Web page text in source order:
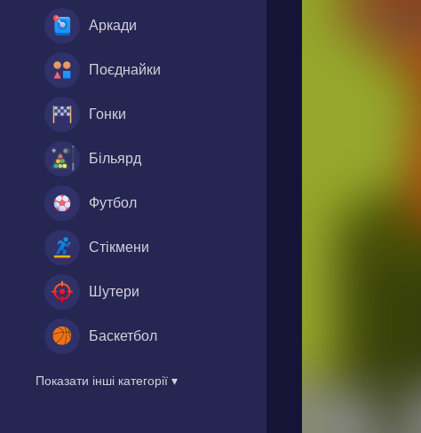
Аркади
Поєднайки
Гонки
Більярд
Футбол
Стікмени
Шутери
Баскетбол
Показати інші категорії ▾